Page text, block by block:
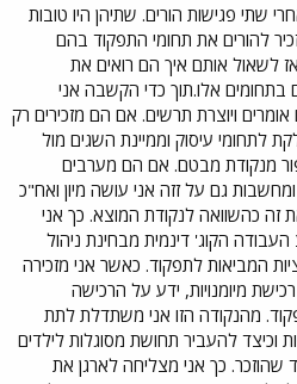
שתי פגישות הורים. שתיהן היו טובות
להורים את תחומי התפקוד בהם
לשאול אותם איך הם רואים את
אלו.תוך כדי הקשבה אני
ויוצרת תרשים. אם הם מזכירים רק
לתחומי עיסוק וממיינת השגים מול
מנקודת מבטם. אם הם מערבים
גם על זזה אני עושה מיון ואח"כ
כהשוואה לנקודת המוצא. כך אני
הקוג' דינמית מבחינת ניהול
המביאות לתפקוד. כאשר אני מזכירה
מיומנויות, ידע על הרכישה
מהנקודה הזו אני משתדלת לתת
וכיצד להעביר תחושת מסוגלות לילדים
כך אני מצליחה לארגן את